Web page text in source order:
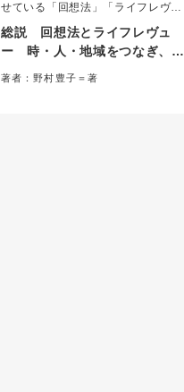
せている「回想法」「ライフレヴュ
ー」について、実践の質を担保する
ための理論書。約40年にわたり、日
本における当分野の実践や研究を牽
引してきた著者が、実施の目的や意
総説 回想法とライフレヴュ
ー 時・人・地域をつなぎ、今
著者：野村豊子＝著